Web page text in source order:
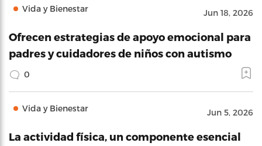
Vida y Bienestar Jun 18, 2026
Ofrecen estrategias de apoyo emocional para
padres y cuidadores de niños con autismo
0
Vida y Bienestar Jun 5, 2026
La actividad física, un componente esencial